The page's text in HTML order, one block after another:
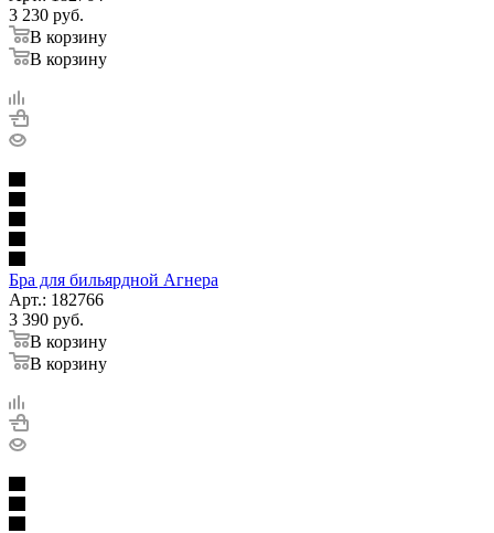
3 230 руб.
В корзину
В корзину
Бра для бильярдной Агнера
Арт.: 182766
3 390 руб.
В корзину
В корзину